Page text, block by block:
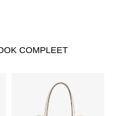
COMPLEET